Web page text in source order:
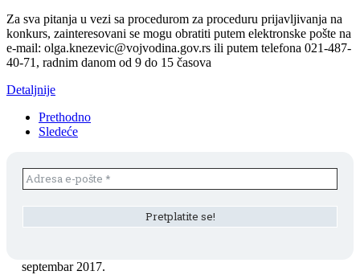
Za sva pitanja u vezi sa procedurom za proceduru prijavljivanja na
konkurs, zainteresovani se mogu obratiti putem elektronske pošte na
e-mail: olga.knezevic@vojvodina.gov.rs ili putem telefona 021-487-
40-71, radnim danom od 9 do 15 časova
Detaljnije
Prethodno
Sledeće
septembar 2017.